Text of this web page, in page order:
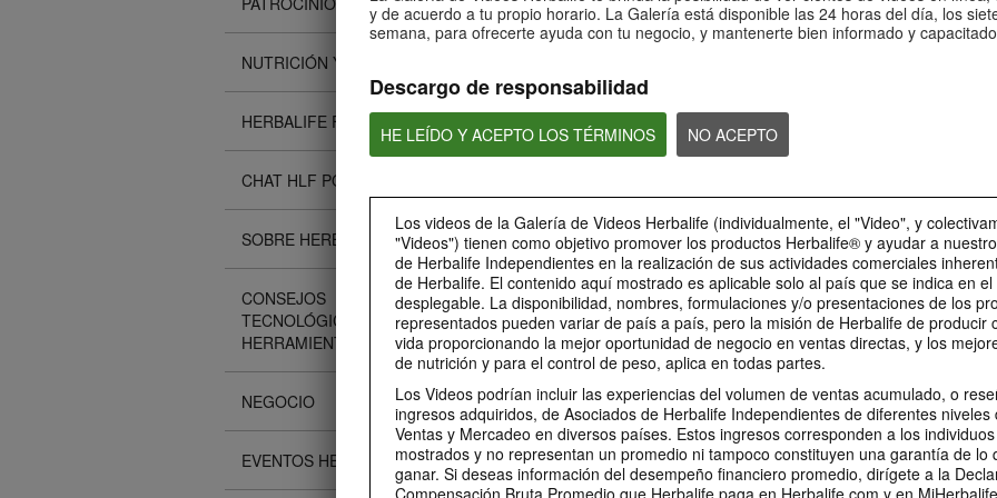
y de acuerdo a tu propio horario. La Galería está disponible las 24 horas del día, los
semana, para ofrecerte ayuda con tu negocio, y mantenerte bien informado y
Descargo de responsabilidad
HE LEÍDO Y ACEPTO LOS TÉRMINOS NO ACEPTO
Los videos de la Galería de Videos Herbalife (individualmente, el "Video", y
"Videos") tienen como objetivo promover los productos Herbalife® y ayudar a
de Herbalife Independientes en la realización de sus actividades comerciales
de Herbalife. El contenido aquí mostrado es aplicable solo al país que se indica en el
desplegable. La disponibilidad, nombres, formulaciones y/o presentaciones de los
representados pueden variar de país a país, pero la misión de Herbalife de producir
vida proporcionando la mejor oportunidad de negocio en ventas directas, y los
de nutrición y para el control de peso, aplica en todas partes.
Los Videos podrían incluir las experiencias del volumen de ventas acumulado, o
ingresos adquiridos, de Asociados de Herbalife Independientes de diferentes niveles
Ventas y Mercadeo en diversos países. Estos ingresos corresponden a los
mostrados y no representan un promedio ni tampoco constituyen una garantía de lo
ganar. Si deseas información del desempeño financiero promedio, dirígete a la
Compensación Bruta Promedio que Herbalife paga en Herbalife.com y en
NUTRICIÓN Y CIENCIA
HERBALIFE FITNESS
CHAT HLF PODCAST
SOBRE HERBALIFE
CONSEJOS
TECNOLÓGICOS Y
HERRAMIENTAS
NEGOCIO
EVENTOS HERBALIFE
Bioniq GO: 5
¿Es Bioniq GO adecuado para
personas que siguen un régimen
sobre Bioniq GO: 4
¿Es Bioniq GO compatible con
otros productos de Herbalife?
sobre Bioniq
¿Qué hace diferente
GO de un
0:30
Preguntas frecuentes sobre
¿Para quién es Bioniq GO?
personal
Descubre más sobre este
suplemento personalizado
Energy 3
1:36
Preguntas frecuentes sobre
Life I/O Activate Energy 1
Preguntas frecuentes
sobre Life I/O Helio 3
¿Qué son las cetonas D-BHB y
cuál es su función?
Preguntas
sobre Life I/O
¿En qué se
Helio de otros
Herbalife de
MARCA Y PATROCINIOS
0:22
LA Galaxy & sus productos
Los jugadores del LA Galaxy
hablan sobre sus productos
favoritos de Herbalife.
La relación entre Herbalife
y el LA Galaxy
Herbalife es mucho más que un
nombre en la camiseta del LA
Galaxy.
Herbalife es #1.
Desbloquea la mejor
mismo. Vive tu mejor